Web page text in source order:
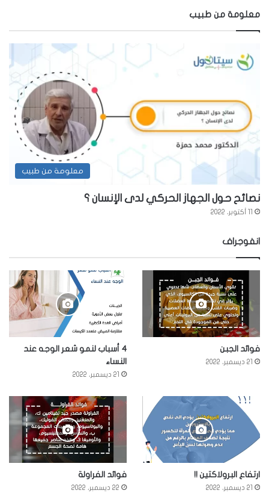
معلومة من طبيب
معلومة من طبيب
نصائح حول الجهاز الحركي لدى الإنسان ؟
انفوجراف
فوائد الجبن
21 ديسمبر، 2022
4 أسباب لنمو شعر الوجه عند
النساء
21 ديسمبر، 2022
ارتفاع البرولاكتين !!
21 ديسمبر، 2022
فوائد الفراولة
22 ديسمبر، 2022